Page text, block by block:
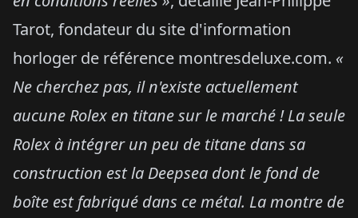
Tarot, fondateur du site d'information
horloger de référence montresdeluxe.com. «
Ne cherchez pas, il n'existe actuellement
aucune Rolex en titane sur le marché ! La seule
Rolex à intégrer un peu de titane dans sa
construction est la Deepsea dont le fond de
boîte est fabriqué dans ce métal. La montre de